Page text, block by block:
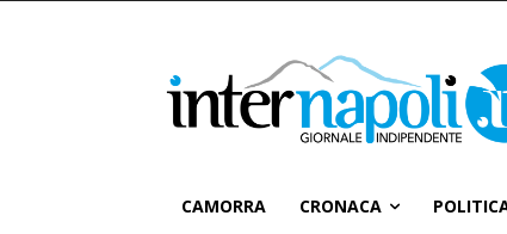
CAMORRA CRONACA